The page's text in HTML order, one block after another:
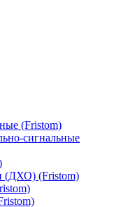
(Fristom)
сигнальные
(ДХО) (Fristom)